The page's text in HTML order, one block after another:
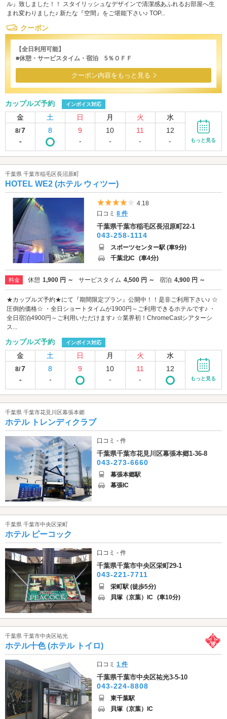
ル』致しました！！ スタイリッシュなデザインで清潔感あふれるお部屋へ生
まれ変わりました♪ 新たな『空間』をご堪能下さい♪ TOP...
クーポン
【全日利用可能】
■休憩・サービスタイム・宿泊 5％ＯＦＦ
クーポン内容をもっと見る
カップルズ予約 インボイス対応
金 土 日 月 火 水
8/7
-
8
9
-
10
-
11
-
12
-
もっと見る
千葉県 千葉市稲毛区長沼原町
HOTEL WE2 (ホテル ウィツー)
5つ星のうち4
4.18
口コミ8 件
千葉県千葉市稲毛区長沼原町22-1
043-258-1114
スポーツセンター駅 (車9分)
千葉北IC (車4分)
料金 休憩 1,900 円 ～ サービスタイム 4,500 円 ～ 宿泊 4,900 円 ～
★カップルズ予約★にて『期間限定プラン』公開中！！是非ご利用下さい♪ ☆
圧倒的価格☆ ・全日ショートタイムが1900円～ご利用できるホテルです♪ ・
全日宿泊4900円～ご利用いただけます♪ ☆業界初！ChromeCastシアターシ
ス...
カップルズ予約 インボイス対応
金 土 日 月 火 水
8/7
-
8
-
9
10
-
11
-
12
もっと見る
千葉県 千葉市花見川区幕張本郷
ホテル トレンディクラブ
口コミ - 件
千葉県千葉市花見川区幕張本郷1-36-8
043-273-6660
幕張本郷駅
幕張IC
千葉県 千葉市中央区栄町
ホテル ピーコック
口コミ - 件
千葉県千葉市中央区栄町29-1
043-221-7711
栄町駅 (徒歩5分)
貝塚（京葉）IC (車10分)
千葉県 千葉市中央区祐光
ホテル十色 (ホテル トイロ)
口コミ1 件
千葉県千葉市中央区祐光3-5-10
043-224-8808
東千葉駅
貝塚（京葉）IC